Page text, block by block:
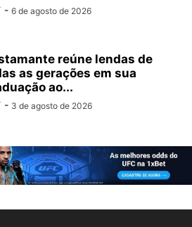
- 6 de agosto de 2026
reúne lendas de
as gerações em sua
ao...
- 3 de agosto de 2026